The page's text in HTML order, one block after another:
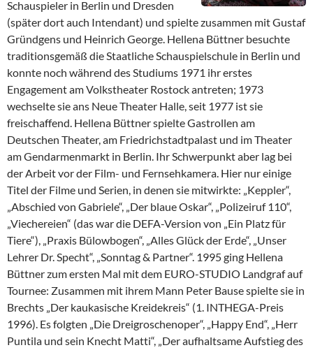
Schauspieler in Berlin und Dresden
(später dort auch Intendant) und spielte zusammen mit Gustaf
Gründgens und Heinrich George. Hellena Büttner besuchte
traditionsgemäß die Staatliche Schauspielschule in Berlin und
konnte noch während des Studiums 1971 ihr erstes
Engagement am Volkstheater Rostock antreten; 1973
wechselte sie ans Neue Theater Halle, seit 1977 ist sie
freischaffend. Hellena Büttner spielte Gastrollen am
Deutschen Theater, am Friedrichstadtpalast und im Theater
am Gendarmenmarkt in Berlin. Ihr Schwerpunkt aber lag bei
der Arbeit vor der Film- und Fernsehkamera. Hier nur einige
Titel der Filme und Serien, in denen sie mitwirkte: „Keppler“,
„Abschied von Gabriele“, „Der blaue Oskar“, „Polizeiruf 110“,
„Viechereien“ (das war die DEFA-Version von „Ein Platz für
Tiere“), „Praxis Bülowbogen“, „Alles Glück der Erde“, „Unser
Lehrer Dr. Specht“, „Sonntag & Partner“. 1995 ging Hellena
Büttner zum ersten Mal mit dem EURO-STUDIO Landgraf auf
Tournee: Zusammen mit ihrem Mann Peter Bause spielte sie in
Brechts „Der kaukasische Kreidekreis“ (1. INTHEGA-Preis
1996). Es folgten „Die Dreigroschenoper“, „Happy End“, „Herr
Puntila und sein Knecht Matti“, „Der aufhaltsame Aufstieg des